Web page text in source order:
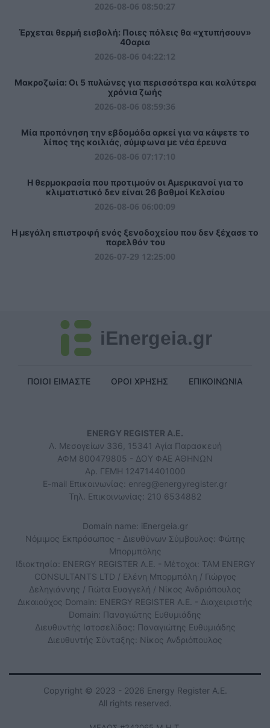
2026-08-06 08:50:27
Έρχεται θερμή εισβολή: Ποιες πόλεις θα «χτυπήσουν»
40αρια
2026-08-06 04:22:12
Mακροζωία: Οι 5 πυλώνες για περισσότερα και καλύτερα
χρόνια ζωής
2026-08-06 08:59:36
Μία προπόνηση την εβδομάδα αρκεί για να κάψετε το
λίπος της κοιλιάς, σύμφωνα με νέα έρευνα
2026-08-06 07:17:10
Η θερμοκρασία που προτιμούν οι Αμερικανοί για το
κλιματιστικό δεν είναι 26 βαθμοί Κελσίου
2026-08-06 06:00:09
Η μεγάλη επιστροφή ενός ξενοδοχείου που δεν ξέχασε το
παρελθόν του
2026-07-29 12:25:00
iEnergeia.gr
ΠΟΙΟΙ ΕΙΜΑΣΤΕ ΟΡΟΙ ΧΡΗΣΗΣ ΕΠΙΚΟΙΝΩΝΙΑ
ENERGY REGISTER Α.Ε.
Λ. Μεσογείων 336, 15341 Αγία Παρασκευή
ΑΦΜ 800479805 - ΔΟΥ ΦΑΕ ΑΘΗΝΩΝ
Αρ. ΓΕΜΗ 124714401000
E-mail Επικοινωνίας: enreg@energyregister.gr
Τηλ. Επικοινωνίας: 210 6534882
Domain name: iEnergeia.gr
Νόμιμος Εκπρόσωπος - Διευθύνων Σύμβουλος: Φώτης
Μπορμπόλης
Ιδιοκτησία: ENERGY REGISTER Α.Ε. - Μέτοχοι: TAM ENERGY
CONSULTANTS LTD / Ελένη Μπορμπόλη / Γιώργος
Δεληγιάννης / Γιώτα Ευαγγελή / Νίκος Ανδριόπουλος
Δικαιούχος Domain: ENERGY REGISTER Α.Ε. - Διαχειριστής
Domain: Παναγιώτης Ευθυμιάδης
Διευθυντής Ιστοσελίδας: Παναγιώτης Ευθυμιάδης
Διευθυντής Σύνταξης: Νίκος Ανδριόπουλος
Copyright © 2023 - 2026 Energy Register Α.Ε.
All rights reserved.